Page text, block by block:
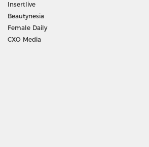
Insertlive
Beautynesia
Female Daily
CXO Media